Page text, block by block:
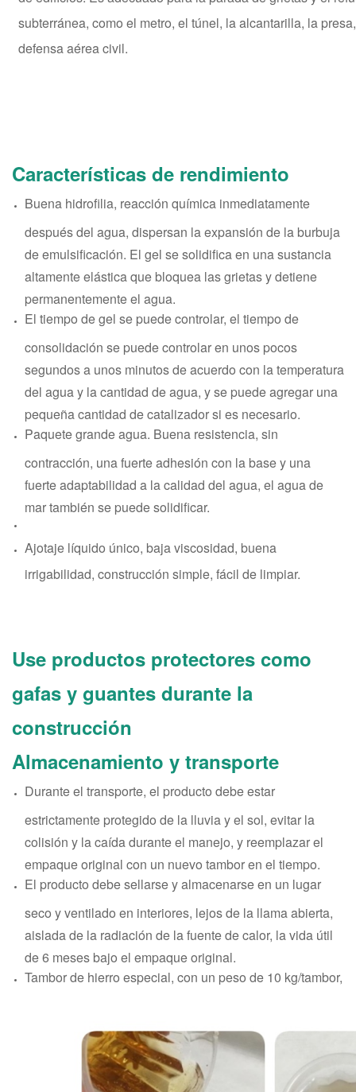
subterránea, como el metro, el túnel, la alcantarilla, la
defensa aérea civil.
Características de rendimiento
Buena hidrofilia, reacción química inmediatamente
después del agua, dispersan la expansión de la burbuja
de emulsificación. El gel se solidifica en una sustancia
altamente elástica que bloquea las grietas y detiene
permanentemente el agua.
El tiempo de gel se puede controlar, el tiempo de
consolidación se puede controlar en unos pocos
segundos a unos minutos de acuerdo con la temperatura
del agua y la cantidad de agua, y se puede agregar una
pequeña cantidad de catalizador si es necesario.
Paquete grande agua. Buena resistencia, sin
contracción, una fuerte adhesión con la base y una
fuerte adaptabilidad a la calidad del agua, el agua de
mar también se puede solidificar.
Ajotaje líquido único, baja viscosidad, buena
irrigabilidad, construcción simple, fácil de limpiar.
Use productos protectores como
gafas y guantes durante la
construcción
Almacenamiento y transporte
Durante el transporte, el producto debe estar
estrictamente protegido de la lluvia y el sol, evitar la
colisión y la caída durante el manejo, y reemplazar el
empaque original con un nuevo tambor en el tiempo.
El producto debe sellarse y almacenarse en un lugar
seco y ventilado en interiores, lejos de la llama abierta,
aislada de la radiación de la fuente de calor, la vida útil
de 6 meses bajo el empaque original.
Tambor de hierro especial, con un peso de 10 kg/tambor,